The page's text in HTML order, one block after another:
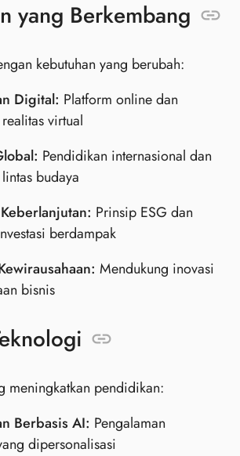
yang Berkembang
kebutuhan yang berubah:
Digital: Platform online dan
virtual
Pendidikan internasional dan
budaya
Prinsip ESG dan
berdampak
Mendukung inovasi
bisnis
meningkatkan pendidikan:
Berbasis AI: Pengalaman
dipersonalisasi